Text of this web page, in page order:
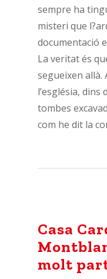
sempre ha
misteri que
documentació
La veritat és
segueixen allà.
l’església, dins
tombes
com he dit la
Casa
molt